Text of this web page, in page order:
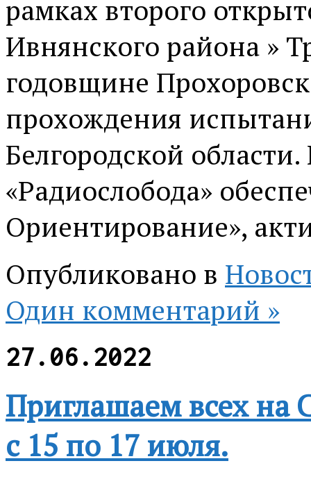
рамках второго
Ивнянского района »
годовщине
прохождения
Белгородской
«Радиослобода»
Ориентирование»,
Опубликовано в
Один комментарий »
27.06.2022
Приглашаем всех
c 15 по 17 июля.